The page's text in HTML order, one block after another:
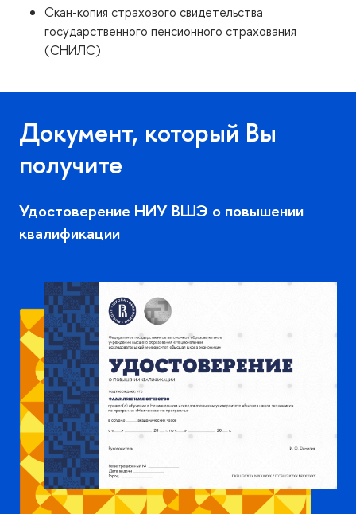
Скан-копия страхового свидетельства
государственного пенсионного страхования
(СНИЛС)
Документ, который Вы
получите
Удостоверение НИУ ВШЭ о повышении
квалификации